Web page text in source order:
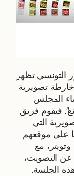
التونسي تظهر
تصويرية
المجلس
فيقوم فريق
التي
على موقعهم
مع
عن التصويت،
الجلسة.